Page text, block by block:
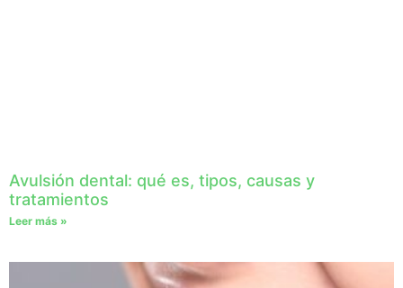
Avulsión dental: qué es, tipos, causas y
tratamientos
Leer más »